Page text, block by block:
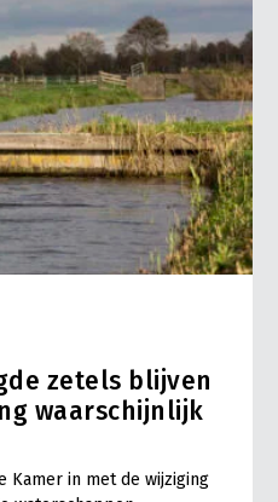
zetels blijven
waarschijnlijk
Kamer in met de wijziging